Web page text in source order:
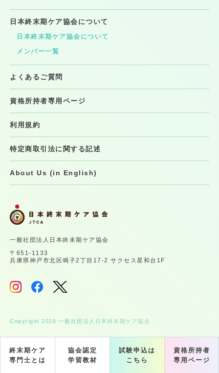
終末期ケア
専門士とは
協会認定
学習教材
試験申込は
こちら
資格所持者
専用ページ
一般社団法人日本終末期ケア協会
〒651-1133
兵庫県神戸市北区鳴子2丁目17-2 サクセス星和台1F
Copyright 2026 一般社団法人日本終末期ケア協会
日本終末期ケア協会について
日本終末期ケア協会について
メンバー一覧
よくあるご質問
資格所持者専用ページ
利用規約
特定商取引法に関する記述
About Us (in English)